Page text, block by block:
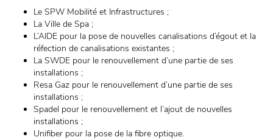
Le SPW Mobilité et Infrastructures ;
La Ville de Spa ;
L’AIDE pour la pose de nouvelles canalisations d’égout et la
réfection de canalisations existantes ;
La SWDE pour le renouvellement d’une partie de ses
installations ;
Resa Gaz pour le renouvellement d’une partie de ses
installations ;
Spadel pour le renouvellement et l’ajout de nouvelles
installations ;
Unifiber pour la pose de la fibre optique.